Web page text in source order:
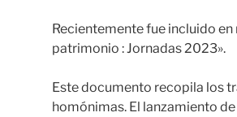
Recientemente fue incluido
patrimonio : Jornadas 2023».
Este documento recopila los
homónimas. El lanzamiento